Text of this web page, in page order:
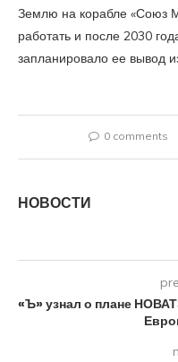
Землю на корабле «Союз
работать и после 2030
запланировало ее вывод
0 comments
НОВОСТИ
«Ъ» узнал о плане